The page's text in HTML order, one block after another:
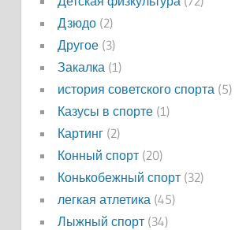
Дзюдо(2)
Другое(3)
Закалка (1)
история советского спорта (5)
Казусы в спорте(1)
Картинг(2)
Конный спорт(20)
Конькобежный спорт(32)
легкая атлетика (45)
Лыжный спорт(34)